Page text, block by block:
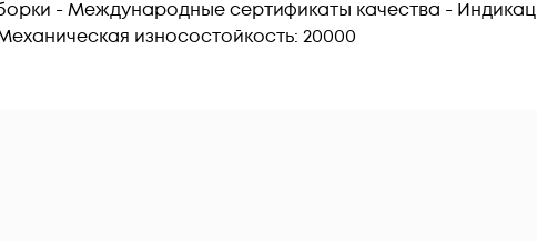
- Международные сертификаты качества -
износостойкость: 20000